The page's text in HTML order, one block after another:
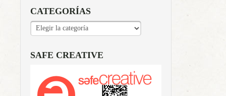
CATEGORÍAS
CATEGORÍAS
SAFE CREATIVE